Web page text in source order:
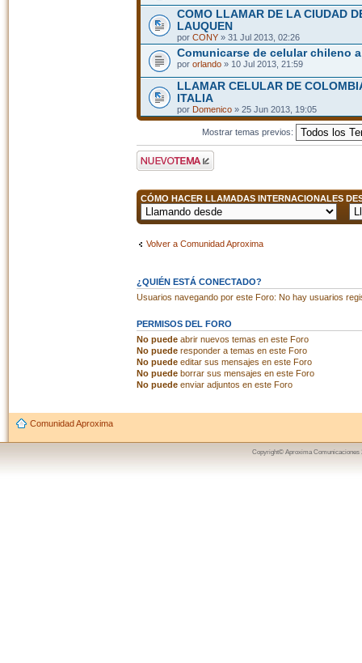
COMO LLAMAR DE LA CIUDAD
LAUQUEN
por CONY» 31 Jul 2013, 02:26
Comunicarse de celular chileno
por orlando» 10 Jul 2013, 21:59
LLAMAR CELULAR DE
ITALIA
por Domenico» 25 Jun 2013, 19:05
Mostrar temas previos:
Publicar un nuevo
tema
CÓMO HACER LLAMADAS INTERNACIONALES
Volver a Comunidad Aproxima
¿QUIÉN ESTÁ CONECTADO?
Usuarios navegando por este Foro: No hay usuarios
PERMISOS DEL FORO
No puedeabrir nuevos temas en este Foro
No puederesponder a temas en este Foro
No puedeeditar sus mensajes en este Foro
No puedeborrar sus mensajes en este Foro
No puedeenviar adjuntos en este Foro
Comunidad Aproxima
Copyright© Aproxima Comunicaciones